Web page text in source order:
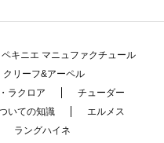
ペキニエ マニュファクチュール
クリーフ&アーペル
ラクロア
チューダー
いての知識
エルメス
ラングハイネ